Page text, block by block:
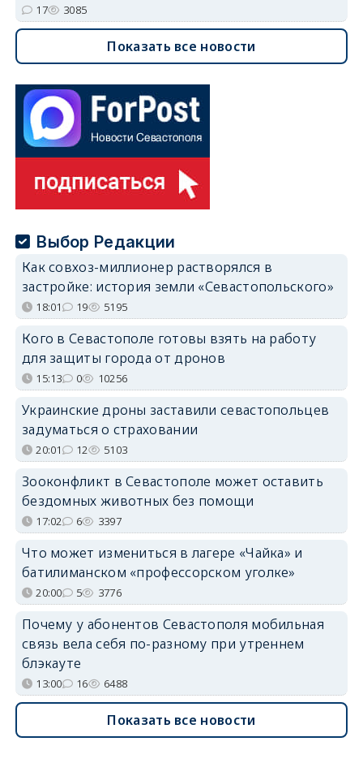
17 3085
Показать все новости
Выбор Редакции
Как совхоз-миллионер растворялся в
застройке: история земли «Севастопольского»
18:01 19 5195
Кого в Севастополе готовы взять на работу
для защиты города от дронов
15:13 0 10256
Украинские дроны заставили севастопольцев
задуматься о страховании
20:01 12 5103
Зооконфликт в Севастополе может оставить
бездомных животных без помощи
17:02 6 3397
Что может измениться в лагере «Чайка» и
батилиманском «профессорском уголке»
20:00 5 3776
Почему у абонентов Севастополя мобильная
связь вела себя по-разному при утреннем
блэкауте
13:00 16 6488
Показать все новости